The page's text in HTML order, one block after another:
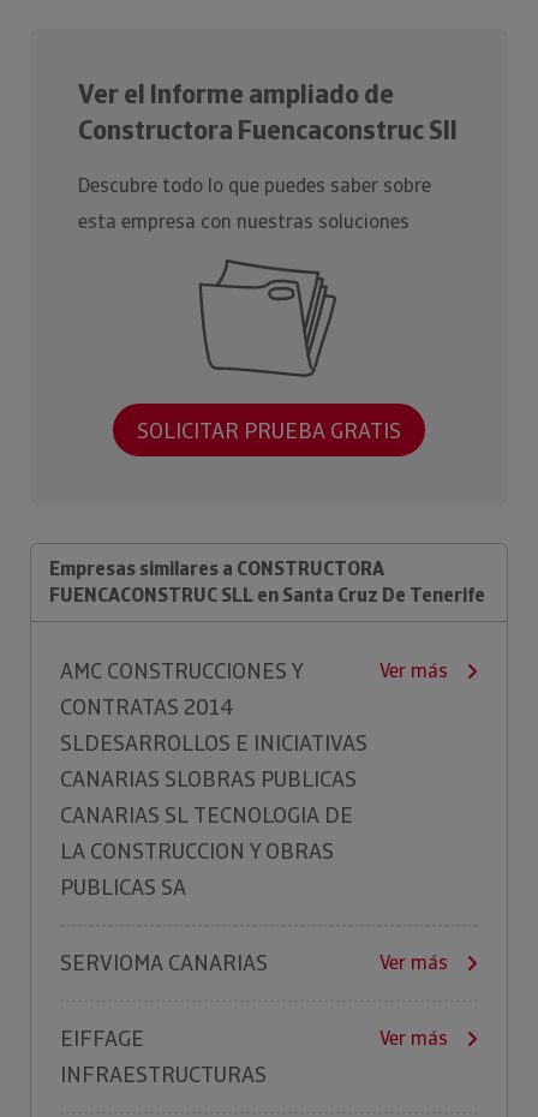
Ver el Informe ampliado de
Constructora Fuencaconstruc Sll
Descubre todo lo que puedes saber sobre
esta empresa con nuestras soluciones
SOLICITAR PRUEBA GRATIS
Empresas similares a CONSTRUCTORA
FUENCACONSTRUC SLL en Santa Cruz De Tenerife
AMC CONSTRUCCIONES Y
CONTRATAS 2014
SLDESARROLLOS E INICIATIVAS
CANARIAS SLOBRAS PUBLICAS
CANARIAS SL TECNOLOGIA DE
LA CONSTRUCCION Y OBRAS
PUBLICAS SA
Ver más
SERVIOMA CANARIAS Ver más
EIFFAGE
INFRAESTRUCTURAS
Ver más